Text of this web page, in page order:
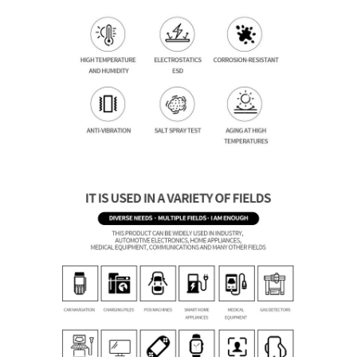
Sobre nosotros
Visita a la fábrica
Control de calidad
Contacta con nosotros
Solicitar una cita
Display LCD de tipo TFT
Exhibición del IPS TFT LCD